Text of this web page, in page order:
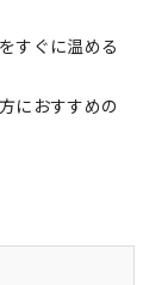
すぐに温める
におすすめの